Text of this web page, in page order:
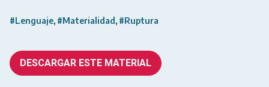
#Lenguaje #Materialidad #Ruptura
DESCARGAR ESTE MATERIAL